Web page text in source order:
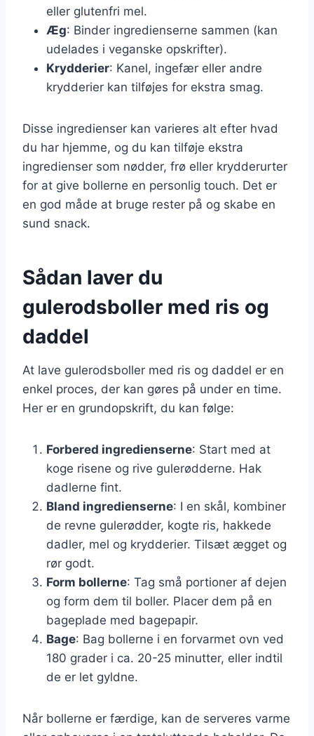
eller glutenfri mel.
Æg: Binder ingredienserne sammen (kan
udelades i veganske opskrifter).
Krydderier: Kanel, ingefær eller andre
krydderier kan tilføjes for ekstra smag.
Disse ingredienser kan varieres alt efter hvad
du har hjemme, og du kan tilføje ekstra
ingredienser som nødder, frø eller krydderurter
for at give bollerne en personlig touch. Det er
en god måde at bruge rester på og skabe en
sund snack.
Sådan laver du
gulerodsboller med ris og
daddel
At lave gulerodsboller med ris og daddel er en
enkel proces, der kan gøres på under en time.
Her er en grundopskrift, du kan følge:
Forbered ingredienserne: Start med at
koge risene og rive gulerødderne. Hak
dadlerne fint.
Bland ingredienserne: I en skål, kombiner
de revne gulerødder, kogte ris, hakkede
dadler, mel og krydderier. Tilsæt ægget og
rør godt.
Form bollerne: Tag små portioner af dejen
og form dem til boller. Placer dem på en
bageplade med bagepapir.
Bage: Bag bollerne i en forvarmet ovn ved
180 grader i ca. 20-25 minutter, eller indtil
de er let gyldne.
Når bollerne er færdige, kan de serveres varme